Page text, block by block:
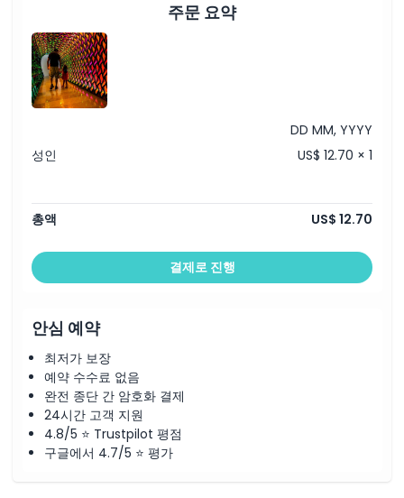
주문 요약
DD MM, YYYY
성인
US$ 12.70 × 1
총액 US$ 12.70
결제로 진행
안심 예약
최저가 보장
예약 수수료 없음
완전 종단 간 암호화 결제
24시간 고객 지원
4.8/5 ⭐ Trustpilot 평점
구글에서 4.7/5 ⭐ 평가